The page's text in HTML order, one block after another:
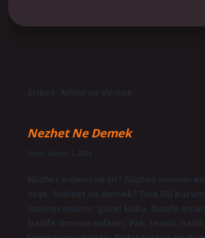
Etiket: Nâhid ne demek
Nezhet Ne Demek
Nüzhet anlamı nedir? Nüzhet isminin
neşe. Nukhet ne demek? Türk Dil
isminin anlamı: güzel koku. Nazife
Nazife isminin anlamı; Pak; temiz,